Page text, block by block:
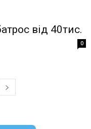
від 40тис.
0